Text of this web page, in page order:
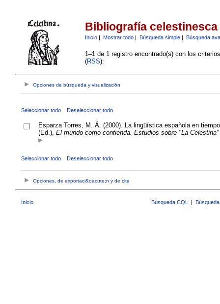
Bibliografía celestinesca
Inicio| Mostrar todo| Búsqueda simple| Búsqueda
1–1 de 1 registro encontrado(s) con los
(RSS):
Opciones de búsqueda y visualización
Seleccionar todo Deseleccionar todo
Esparza Torres, M. Á. (2000). La lingüística española en
(Ed.), El mundo como contienda. Estudios sobre "La Celestina"
Seleccionar todo Deseleccionar todo
Opciones, de exportaci&oacute;n y de cita
Inicio Búsqueda CQL |